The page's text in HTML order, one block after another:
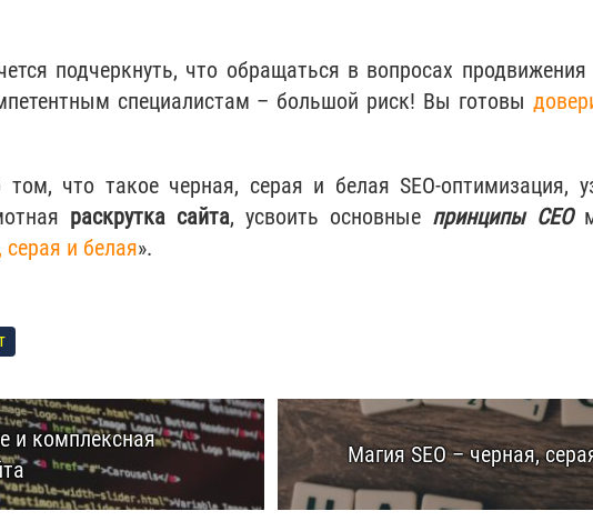
подчеркнуть, что обращаться в вопросах
специалистам – большой риск! Вы готовы
том, что такое черная, серая и белая SEO-оптимизация,
раскрутка сайта, усвоить основные принципы СЕО
серая и белая».
и комплексная
Магия SEO – черная,